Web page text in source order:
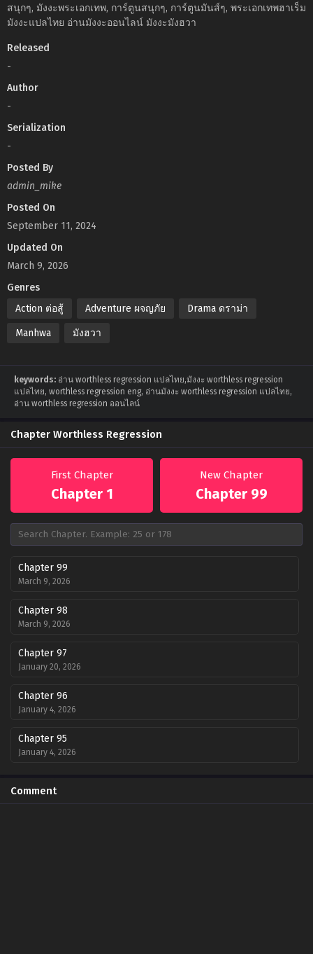
สนุกๆ, มังงะพระเอกเทพ, การ์ตูนสนุกๆ, การ์ตูนมันส์ๆ, พระเอกเทพฮาเร็ม
มังงะแปลไทย อ่านมังงะออนไลน์ มังงะมังฮวา
Released
-
Author
-
Serialization
-
Posted By
admin_mike
Posted On
September 11, 2024
Updated On
March 9, 2026
Genres
Action ต่อสู้
Adventure ผจญภัย Drama ดราม่า
Manhwa มังฮวา
keywords: อ่าน worthless regression แปลไทย,มังงะ worthless regression
แปลไทย, worthless regression eng, อ่านมังงะ worthless regression แปลไทย,
อ่าน worthless regression ออนไลน์
Chapter Worthless Regression
First Chapter
Chapter 1
New Chapter
Chapter 99
Chapter 99
March 9, 2026
Chapter 98
March 9, 2026
Chapter 97
January 20, 2026
Chapter 96
January 4, 2026
Chapter 95
January 4, 2026
January 3, 2026
Comment